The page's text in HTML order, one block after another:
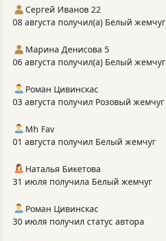
Сергей Иванов 22
08 августа получил(а) Белый жемчуг
Марина Денисова 5
06 августа получил(а) Белый жемчуг
Роман Цивинскас
03 августа получил Розовый жемчуг
Mh Fav
01 августа получил Белый жемчуг
Наталья Бикетова
31 июля получила Белый жемчуг
Роман Цивинскас
30 июля получил статус автора